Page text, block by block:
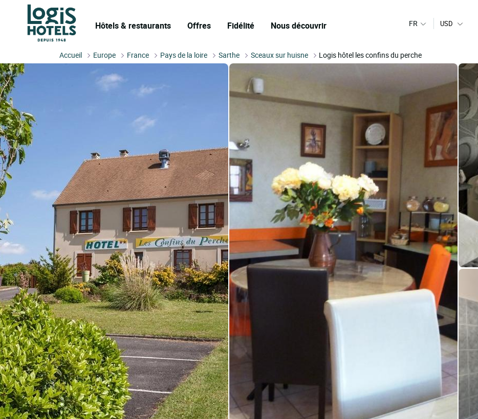
Hôtels & restaurants Offres Fidélité Nous découvrir FR USD
Accueil Europe France Pays de la loire Sarthe Sceaux sur huisne Logis hôtel les confins du perche